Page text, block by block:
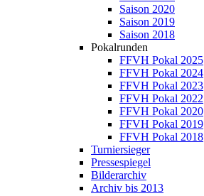
Saison 2020
Saison 2019
Saison 2018
Pokalrunden
FFVH Pokal 2025
FFVH Pokal 2024
FFVH Pokal 2023
FFVH Pokal 2022
FFVH Pokal 2020
FFVH Pokal 2019
FFVH Pokal 2018
Turniersieger
Pressespiegel
Bilderarchiv
Archiv bis 2013